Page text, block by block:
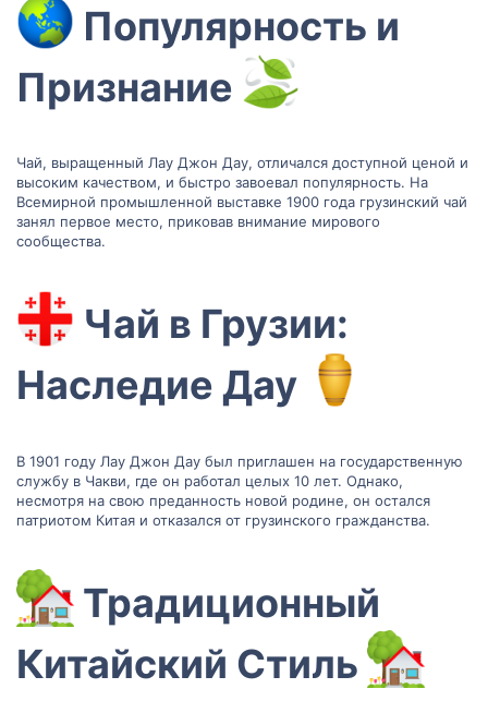
Популярность и
Признание
Чай, выращенный Лау Джон Дау, отличался доступной ценой и
высоким качеством, и быстро завоевал популярность. На
Всемирной промышленной выставке 1900 года грузинский чай
занял первое место, приковав внимание мирового
сообщества.
Чай в Грузии:
Наследие Дау
В 1901 году Лау Джон Дау был приглашен на государственную
службу в Чакви, где он работал целых 10 лет. Однако,
несмотря на свою преданность новой родине, он остался
патриотом Китая и отказался от грузинского гражданства.
Традиционный
Китайский Стиль